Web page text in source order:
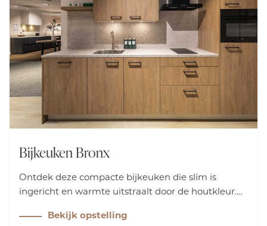
Bijkeuken Bronx
Ontdek deze compacte bijkeuken die slim is
ingericht en warmte uitstraalt door de houtkleur.
pits inductiekookplaat is er volop ruimte om te
Bekijk opstelling